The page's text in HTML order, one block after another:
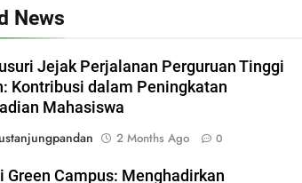
News
Jejak Perjalanan Perguruan Tinggi
Kontribusi dalam Peningkatan
Mahasiswa
2 Months Ago 0
Green Campus: Menghadirkan